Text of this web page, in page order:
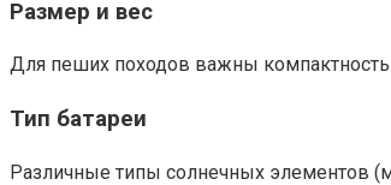
Размер и вес
Для пеших походов важны
Тип батареи
Различные типы солнечных элементов